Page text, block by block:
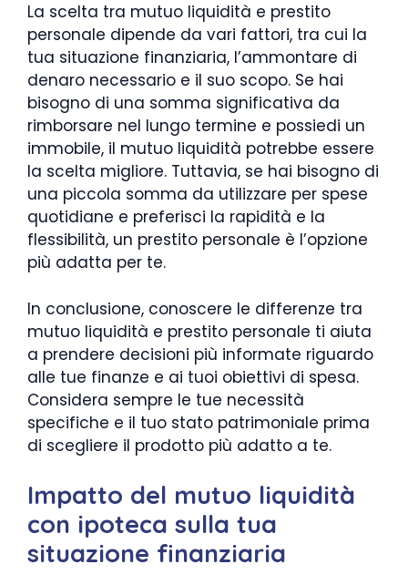
La scelta tra mutuo liquidità e prestito
personale dipende da vari fattori, tra cui la
tua situazione finanziaria, l’ammontare di
denaro necessario e il suo scopo. Se hai
bisogno di una somma significativa da
rimborsare nel lungo termine e possiedi un
immobile, il mutuo liquidità potrebbe essere
la scelta migliore. Tuttavia, se hai bisogno di
una piccola somma da utilizzare per spese
quotidiane e preferisci la rapidità e la
flessibilità, un prestito personale è l’opzione
più adatta per te.
In conclusione, conoscere le differenze tra
mutuo liquidità e prestito personale ti aiuta
a prendere decisioni più informate riguardo
alle tue finanze e ai tuoi obiettivi di spesa.
Considera sempre le tue necessità
specifiche e il tuo stato patrimoniale prima
di scegliere il prodotto più adatto a te.
Impatto del mutuo liquidità
con ipoteca sulla tua
situazione finanziaria